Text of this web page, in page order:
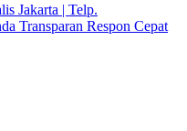
Jakarta | Telp.
Transparan Respon Cepat